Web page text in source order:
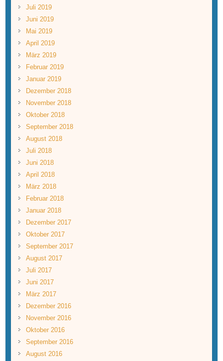
Juli 2019
Juni 2019
Mai 2019
April 2019
März 2019
Februar 2019
Januar 2019
Dezember 2018
November 2018
Oktober 2018
September 2018
August 2018
Juli 2018
Juni 2018
April 2018
März 2018
Februar 2018
Januar 2018
Dezember 2017
Oktober 2017
September 2017
August 2017
Juli 2017
Juni 2017
März 2017
Dezember 2016
November 2016
Oktober 2016
September 2016
August 2016